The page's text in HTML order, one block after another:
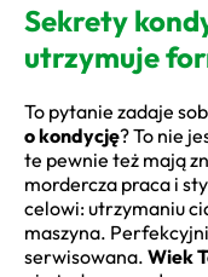
Sekrety
utrzymuje
To pytanie zadaje
o kondycję? To nie
te pewnie też mają
mordercza praca i
celowi: utrzymaniu
maszyna.
serwisowana. Wiek